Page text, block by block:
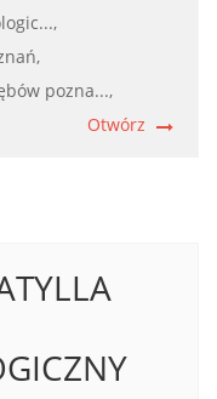
pozna...,
Otwórz